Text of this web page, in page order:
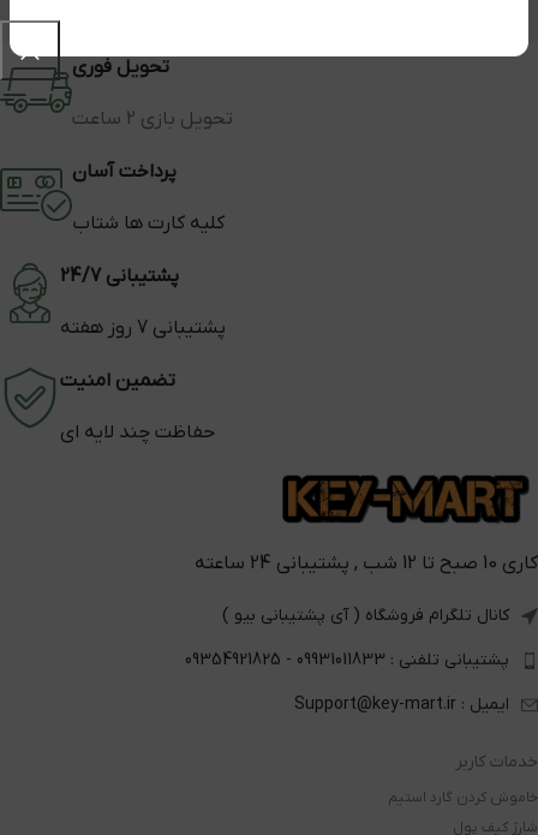
تحویل فوری
تحویل بازی 2 ساعت
پرداخت آسان
کلیه کارت ها شتاب
پشتیبانی 24/7
پشتیبانی 7 روز هفته
تضمین امنیت
حفاظت چند لایه ای
کاری 10 صبح تا 12 شب , پشتیبانی 24 ساعته
کانال تلگرام فروشگاه ( آی پشتیبانی بیو )
پشتیبانی تلفنی : 09931011833 - 09354921825
ایمیل : Support@key-mart.ir
خدمات کاربر
خاموش کردن گارد استیم
شارژ کیف پول